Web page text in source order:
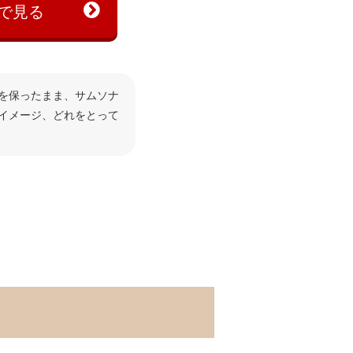
見る
保ったまま、サムソナ
メージ、どれをとって